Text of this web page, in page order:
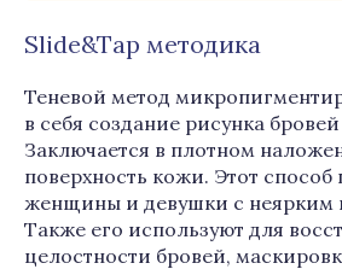
Slide&Tap методика
Теневой метод
в себя создание рисунка
Заключается в плотном
поверхность кожи. Этот способ
женщины и девушки с неярким
Также его используют для
целостности бровей,